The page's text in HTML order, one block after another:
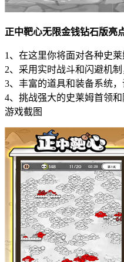
正中靶心无限金钱钻石版亮点
1、在这里你将面对各种史
2、采用实时战斗和闪避机
3、丰富的道具和装备系统
4、挑战强大的史莱姆首领
游戏截图